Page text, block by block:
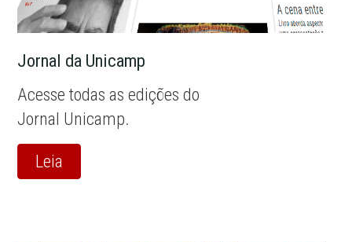
Jornal da Unicamp
Acesse todas as edições do
Jornal Unicamp.
Leia